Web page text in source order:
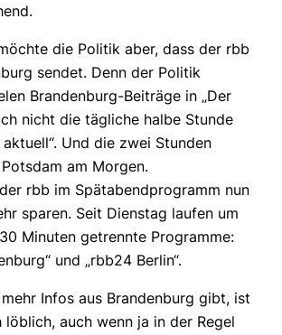
die Politik aber, dass der rbb
sendet. Denn der Politik
Brandenburg-Beiträge in „Der
nicht die tägliche halbe Stunde
aktuell“. Und die zwei Stunden
am Morgen.
rbb im Spätabendprogramm nun
sparen. Seit Dienstag laufen um
Minuten getrennte Programme:
und „rbb24 Berlin“.
Infos aus Brandenburg gibt, ist
löblich, auch wenn ja in der Regel